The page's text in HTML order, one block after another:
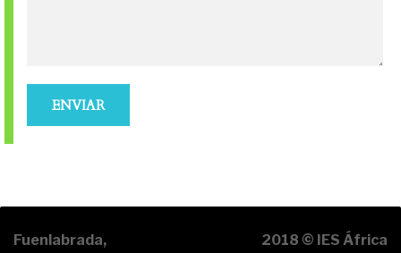
Fuenlabrada, 2018 © IES África